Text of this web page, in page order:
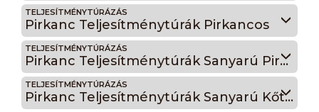
TELJESÍTMÉNYTÚRÁZÁS
Pirkanc Teljesítménytúrák Pirkancos
TELJESÍTMÉNYTÚRÁZÁS
Pirkanc Teljesítménytúrák Sanyarú Pirkanc
TELJESÍTMÉNYTÚRÁZÁS
Pirkanc Teljesítménytúrák Sanyarú Kőtenger